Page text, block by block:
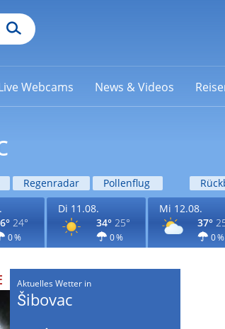
Webcams News & Videos
Regenradar Pollenflug
24°
0 %
Di 11.08.
34° 25°
0 %
Mi 12.08.
37°
0 %
Aktuelles Wetter in
Šibovac